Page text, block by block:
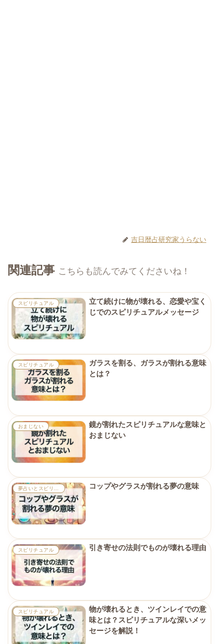
吉日暦占研究家うらない
関連記事 こちらも読んでみてくださいね！
スピリチュアル
立て続けに物が壊れる、恋愛や宝く
じでのスピリチュアルメッセージ
スピリチュアル
ガラスを割る、ガラスが割れる意味
とは？
おまじない
鏡が割れたスピリチュアルな意味と
おまじない
コップやグラスが割れる夢の意味
スピリチュアル 引き寄せの法則でものが壊れる理由
スピリチュアル
物が壊れるとき、ツインレイでの意
味とは？スピリチュアルな深いメッ
セージを解説！